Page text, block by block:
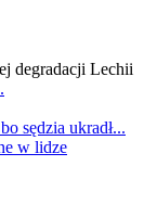
degradacji Lechii
sędzia ukradł...
w lidze